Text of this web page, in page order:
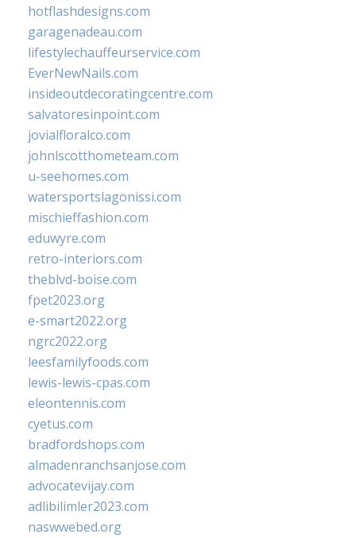
hotflashdesigns.com
garagenadeau.com
lifestylechauffeurservice.com
EverNewNails.com
insideoutdecoratingcentre.com
salvatoresinpoint.com
jovialfloralco.com
johnlscotthometeam.com
u-seehomes.com
watersportslagonissi.com
mischieffashion.com
eduwyre.com
retro-interiors.com
theblvd-boise.com
fpet2023.org
e-smart2022.org
ngrc2022.org
leesfamilyfoods.com
lewis-lewis-cpas.com
eleontennis.com
cyetus.com
bradfordshops.com
almadenranchsanjose.com
advocatevijay.com
adlibilimler2023.com
naswwebed.org